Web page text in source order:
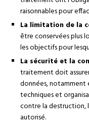
raisonnables pour
La limitation de la
être conservées plus
les objectifs pour
La sécurité et la
traitement doit
données, notamment
techniques et
contre la destruction,
autorisé.